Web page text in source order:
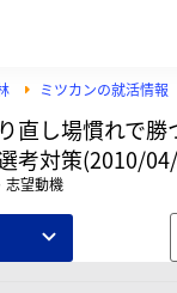
ミツカンの就活情報
直し場慣れで
考対策(2010/
志望動機